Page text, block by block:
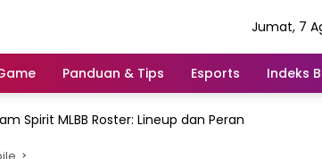
Jumat, 7
Panduan & Tips Esports Indeks
Spirit MLBB Roster: Lineup dan Peran